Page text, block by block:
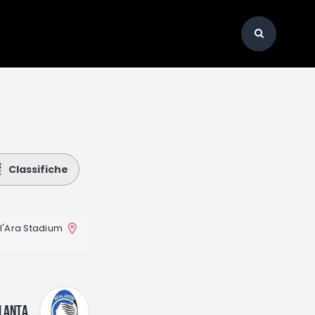
Classifiche
Stadium